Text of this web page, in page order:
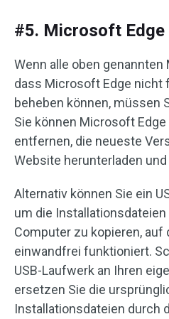
#5. Microsoft Edge
Wenn alle oben
dass Microsoft Edge nicht
beheben können, müssen
Sie können Microsoft
entfernen, die neueste
Website herunterladen
Alternativ können Sie ein
um die
Computer zu kopieren,
einwandfrei funktioniert.
USB-Laufwerk an Ihren
ersetzen Sie die
Installationsdateien durch